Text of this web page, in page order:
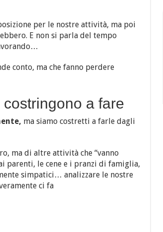
per le nostre attività, ma poi
E non si parla del tempo
conto, ma che fanno perdere
a fare
ma siamo costretti a farle dagli
ma di altre attività che “vanno
parenti, le cene e i pranzi di famiglia,
simpatici… analizzare le nostre
ci fa